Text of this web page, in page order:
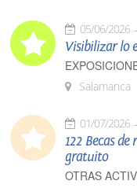
05/06/2026
Visibilizar lo
Salamanca
01/07/2026
122 Becas
gratuito
OTRAS